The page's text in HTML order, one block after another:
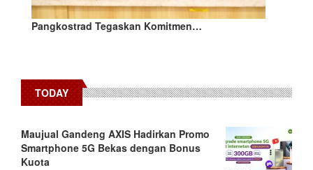
Pangkostrad Tegaskan Komitmen…
TODAY
Maujual Gandeng AXIS Hadirkan Promo
Smartphone 5G Bekas dengan Bonus
Kuota